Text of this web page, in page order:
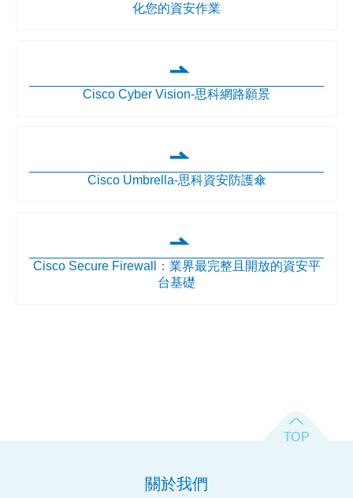
化您的資安作業
Cisco Cyber Vision-思科網路願景
Cisco Umbrella-思科資安防護傘
Cisco Secure Firewall：業界最完整且開放的資安平
台基礎
關於我們